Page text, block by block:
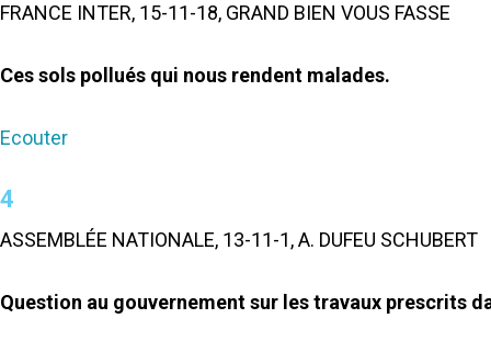
FRANCE INTER, 15-11-18, GRAND BIEN VOUS FASSE
Ces sols pollués qui nous rendent malades.
Ecouter
4
ASSEMBLÉE NATIONALE, 13-11-1, A. DUFEU SCHUBERT
Question au gouvernement sur les travaux prescrits